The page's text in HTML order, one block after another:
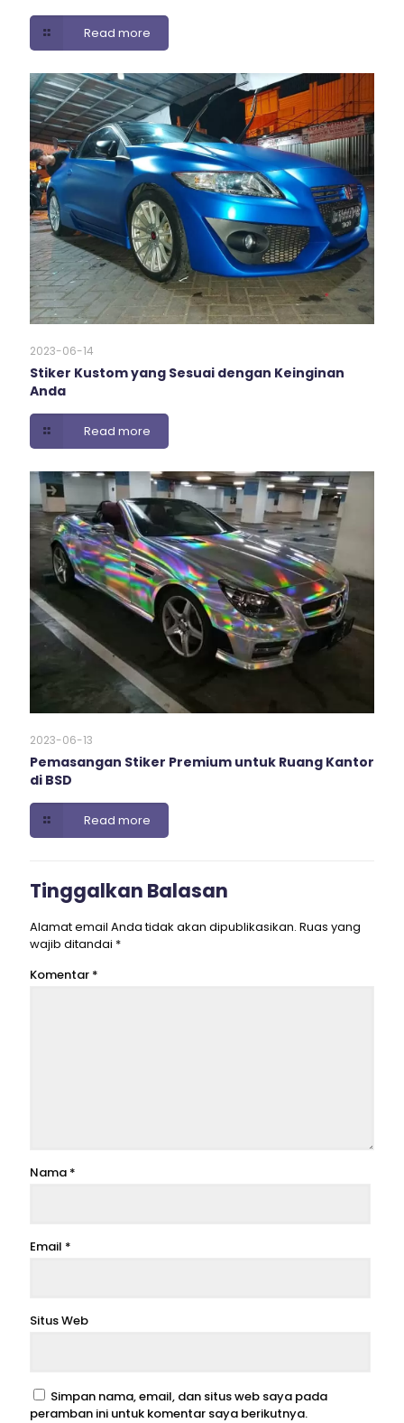
Read more
2023-06-14
Stiker Kustom yang Sesuai dengan Keinginan
Anda
Read more
2023-06-13
Pemasangan Stiker Premium untuk Ruang Kantor
di BSD
Read more
Tinggalkan Balasan
Alamat email Anda tidak akan dipublikasikan. Ruas yang
wajib ditandai *
Komentar *
Nama *
Email *
Situs Web
Simpan nama, email, dan situs web saya pada
peramban ini untuk komentar saya berikutnya.